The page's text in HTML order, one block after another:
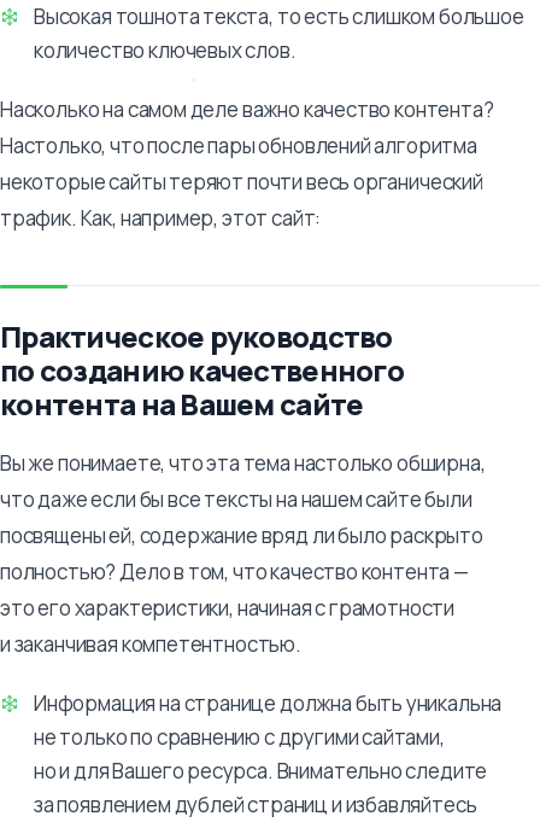
Высокая тошнота текста, то есть слишком большое
количество ключевых слов.
Насколько на самом деле важно качество контента?
Настолько, что после пары обновлений алгоритма
некоторые сайты теряют почти весь органический
трафик. Как, например, этот сайт:
Практическое руководство
по созданию качественного
контента на Вашем сайте
Вы же понимаете, что эта тема настолько обширна,
что даже если бы все тексты на нашем сайте были
посвящены ей, содержание вряд ли было раскрыто
полностью? Дело в том, что качество контента —
это его характеристики, начиная с грамотности
и заканчивая компетентностью.
Информация на странице должна быть уникальна
не только по сравнению с другими сайтами,
но и для Вашего ресурса. Внимательно следите
за появлением дублей страниц и избавляйтесь